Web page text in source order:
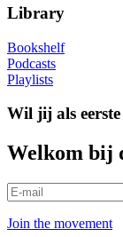
Library
Bookshelf
Podcasts
Playlists
Wil jij als
Welkom bij
Join the movement